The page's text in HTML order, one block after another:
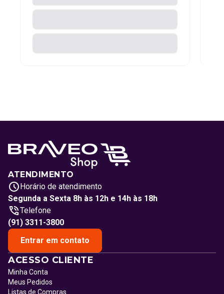
ATENDIMENTO
Horário de atendimento
Segunda a Sexta 8h às 12h e 14h às 18h
Telefone
(91) 3311-3800
Entrar em contato
ACESSO CLIENTE
Minha Conta
Meus Pedidos
Listas de Compras